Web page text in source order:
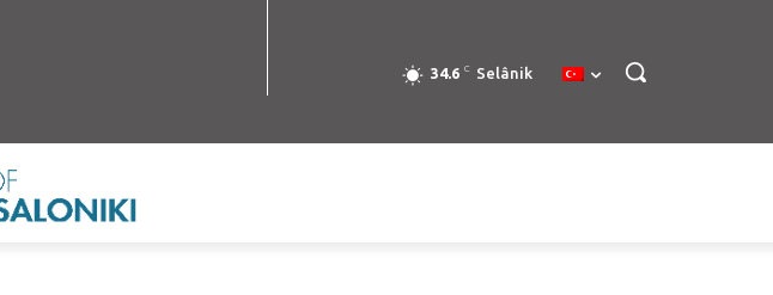
34.6 C Selânik